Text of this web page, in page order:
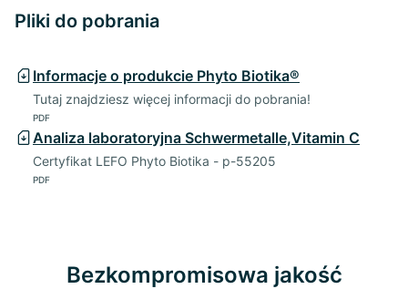
Pliki do pobrania
Informacje o produkcie Phyto Biotika®
Tutaj znajdziesz więcej informacji do pobrania!
PDF
Analiza laboratoryjna Schwermetalle,Vitamin C
Certyfikat LEFO Phyto Biotika - p-55205
PDF
Bezkompromisowa jakość